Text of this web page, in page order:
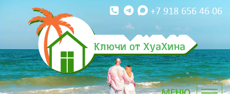
Ключи от ХуаХина
+7 918 656 46 06